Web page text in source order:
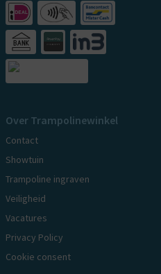
Over Trampolinewinkel
Contact
Showtuin
Trampoline ingraven
Veiligheid
Vacatures
Privacy Policy
Cookie consent